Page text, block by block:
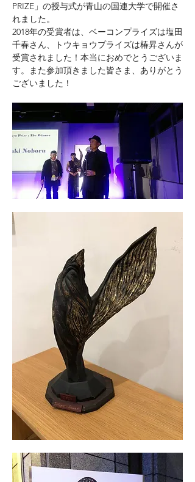
PRIZE」の授与式が青山の国連大学で開催さ
れました。
2018年の受賞者は、ベーコンプライズは塩田
千春さん、トウキョウプライズは椿昇さんが
受賞されました！本当におめでとうございま
す。また参加頂きました皆さま、ありがとう
ございました！